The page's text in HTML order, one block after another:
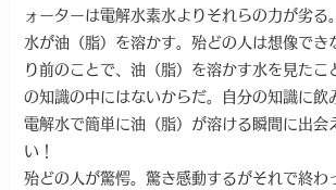
ォーターは電解水素水よりそれらの力が劣る。
水が油（脂）を溶かす。殆どの人は想像でき
り前のことで、油（脂）を溶かす水を見たこ
の知識の中にはないからだ。自分の知識に飲
電解水で簡単に油（脂）が溶ける瞬間に出会
い！
殆どの人が驚愕。驚き感動するがそれで終わ